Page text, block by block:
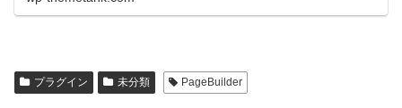
プラグイン 未分類 PageBuilder